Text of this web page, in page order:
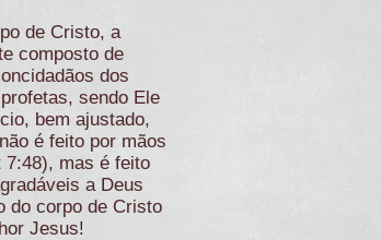
de Cristo, a
composto de
dos
sendo Ele
bem ajustado,
é feito por mãos
7:48), mas é feito
a Deus
do corpo de Cristo
Jesus!